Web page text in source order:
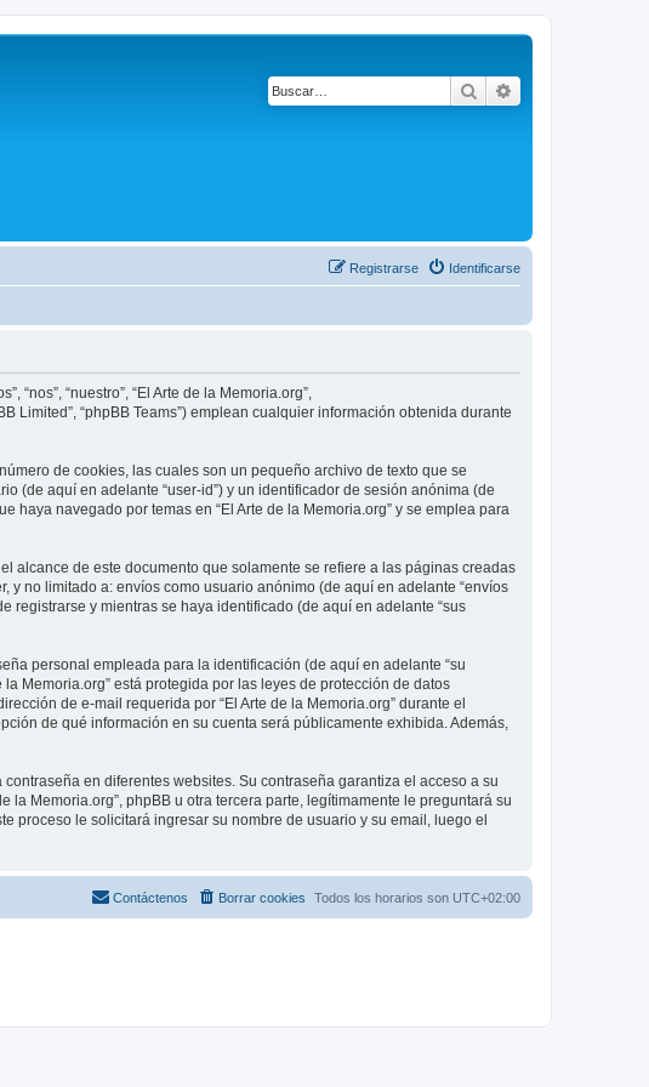
Buscar
Identificarse
Registrarse
“nos”, “nuestro”, “El Arte de la Memoria.org”,
Limited”, “phpBB Teams”) emplean cualquier información obtenida durante
de cookies, las cuales son un pequeño archivo de texto que se
(de aquí en adelante “user-id”) y un identificador de sesión anónima (de
haya navegado por temas en “El Arte de la Memoria.org” y se emplea para
alcance de este documento que solamente se refiere a las páginas creadas
no limitado a: envíos como usuario anónimo (de aquí en adelante “envíos
registrarse y mientras se haya identificado (de aquí en adelante “sus
personal empleada para la identificación (de aquí en adelante “su
Memoria.org” está protegida por las leyes de protección de datos
de e-mail requerida por “El Arte de la Memoria.org” durante el
de qué información en su cuenta será públicamente exhibida. Además,
en diferentes websites. Su contraseña garantiza el acceso a su
la Memoria.org”, phpBB u otra tercera parte, legítimamente le preguntará su
proceso le solicitará ingresar su nombre de usuario y su email, luego el
Todos los horarios son UTC+02:00
Borrar cookies
Contáctenos